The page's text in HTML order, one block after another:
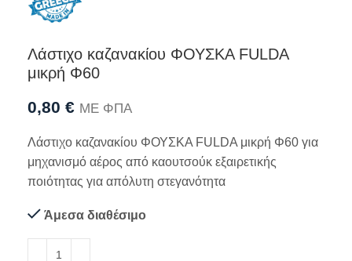
Λάστιχο καζανακίου ΦΟΥΣΚΑ FULDA
μικρή Φ60
0,80 € ΜΕ ΦΠΑ
Λάστιχο καζανακίου ΦΟΥΣΚΑ FULDA μικρή Φ60 για
μηχανισμό αέρος από καουτσούκ εξαιρετικής
ποιότητας για απόλυτη στεγανότητα
Άμεσα διαθέσιμο